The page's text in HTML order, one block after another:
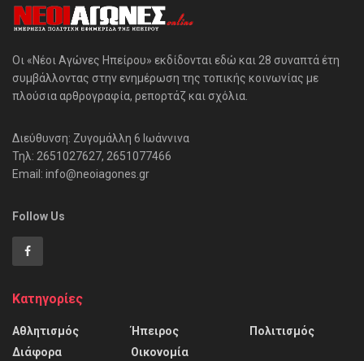
Οι «Νέοι Αγώνες Ηπείρου» εκδίδονται εδώ και 28 συναπτά έτη
συμβάλλοντας στην ενημέρωση της τοπικής κοινωνίας με
πλούσια αρθρογραφία, ρεπορτάζ και σχόλια.
Διεύθυνση: Ζυγομάλλη 6 Ιωάννινα
Τηλ: 2651027627, 2651077466
Email: info@neoiagones.gr
Follow Us
Κατηγορίες
Αθλητισμός
Διάφορα
Ήπειρος
Οικονομία
Πολιτισμός